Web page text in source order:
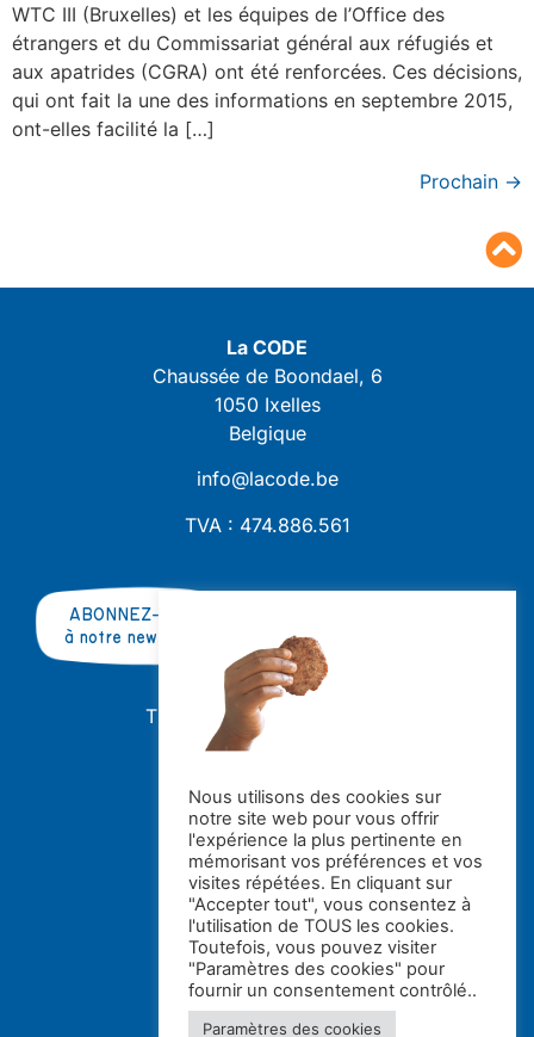
WTC III (Bruxelles) et les équipes de l’Office des
étrangers et du Commissariat général aux réfugiés et
aux apatrides (CGRA) ont été renforcées. Ces décisions,
qui ont fait la une des informations en septembre 2015,
ont-elles facilité la […]
Prochain →
La CODE
Chaussée de Boondael, 6
1050 Ixelles
Belgique
info@lacode.be
TVA : 474.886.561
ABONNEZ-VOUS
à notre newsletter
TRAVAILLER AVEC NOUS ?
STAGES
Avec le soutien de la
Nous utilisons des cookies sur
notre site web pour vous offrir
l'expérience la plus pertinente en
mémorisant vos préférences et vos
visites répétées. En cliquant sur
"Accepter tout", vous consentez à
l'utilisation de TOUS les cookies.
Toutefois, vous pouvez visiter
"Paramètres des cookies" pour
fournir un consentement contrôlé..
Paramètres des cookies